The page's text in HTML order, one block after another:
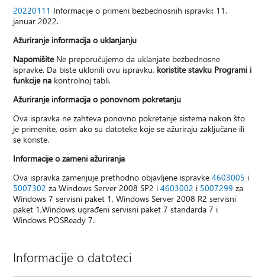
20220111 Informacije o primeni bezbednosnih ispravki: 11.
januar 2022.
Ažuriranje informacija o uklanjanju
NapomišiteNe preporučujemo da uklanjate bezbednosne
ispravke. Da biste uklonili ovu ispravku, koristite stavku Programi i
funkcije na kontrolnoj tabli.
Ažuriranje informacija o ponovnom pokretanju
Ova ispravka ne zahteva ponovno pokretanje sistema nakon što
je primenite, osim ako su datoteke koje se ažuriraju zaključane ili
se koriste.
Informacije o zameni ažuriranja
Ova ispravka zamenjuje prethodno objavljene ispravke4603005 i
5007302 za Windows Server 2008 SP2 i4603002 i 5007299 za
Windows 7 servisni paket 1, Windows Server 2008 R2 servisni
paket 1,Windows ugrađeni servisni paket 7 standarda 7 i
Windows POSReady 7.
Informacije o datoteci